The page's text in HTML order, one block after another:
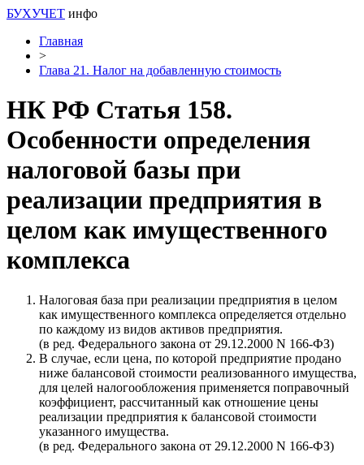
БУХУЧЕТ инфо
Главная
>
Глава 21. Налог на добавленную стоимость
НК РФ Статья 158.
Особенности определения
налоговой базы при
реализации предприятия в
целом как имущественного
комплекса
Налоговая база при реализации предприятия в целом
как имущественного комплекса определяется отдельно
по каждому из видов активов предприятия.
(в ред. Федерального закона от 29.12.2000 N 166-ФЗ)
В случае, если цена, по которой предприятие продано
ниже балансовой стоимости реализованного имущества,
для целей налогообложения применяется поправочный
коэффициент, рассчитанный как отношение цены
реализации предприятия к балансовой стоимости
указанного имущества.
(в ред. Федерального закона от 29.12.2000 N 166-ФЗ)